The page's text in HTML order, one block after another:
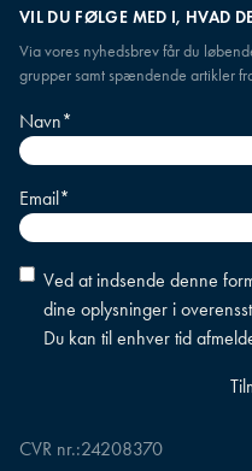
VIL DU FØLGE MED I, HVAD
Via vores nyhedsbrev får du
grupper samt spændende artikler
Navn*
Email*
Accepter
betingelser*
Ved at indsende denne
dine oplysninger i
Du kan til enhver tid
CVR nr.:24208370